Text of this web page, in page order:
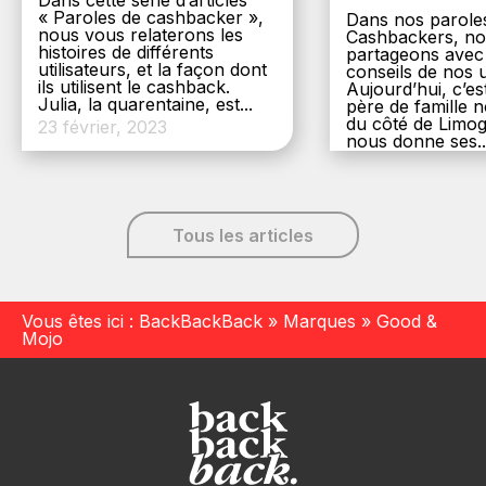
« Paroles de cashbacker »,
nous vous relaterons les
histoires de différents
utilisateurs, et la façon dont
ils utilisent le cashback.
Julia, la quarentaine, est...
23 février, 2023
Dans nos
Cashbackers,
partageons
conseils de nos
Aujourd’hui,
père de famille
du côté de
nous donne
Tous les articles
Vous êtes ici : BackBackBack » Marques » Good &
Mojo